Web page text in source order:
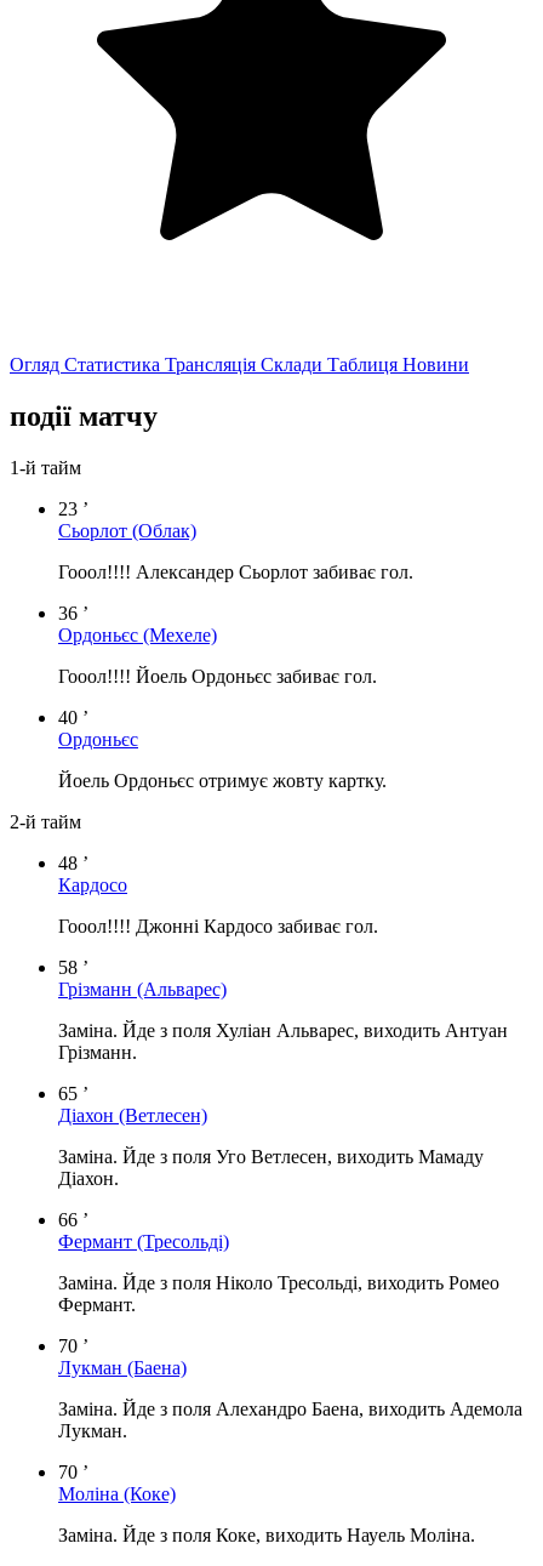
Огляд Статистика Трансляція Склади Таблиця Новини
події матчу
1-й тайм
23 ’
Сьорлот (Облак)
Гооол!!!! Александер Сьорлот забиває гол.
36 ’
Ордоньєс (Мехеле)
Гооол!!!! Йоель Ордоньєс забиває гол.
40 ’
Ордоньєс
Йоель Ордоньєс отримує жовту картку.
2-й тайм
48 ’
Кардосо
Гооол!!!! Джонні Кардосо забиває гол.
58 ’
Грізманн (Альварес)
Заміна. Йде з поля Хуліан Альварес, виходить Антуан
Грізманн.
65 ’
Діахон (Ветлесен)
Заміна. Йде з поля Уго Ветлесен, виходить Мамаду
Діахон.
66 ’
Фермант (Тресольді)
Заміна. Йде з поля Ніколо Тресольді, виходить Ромео
Фермант.
70 ’
Лукман (Баена)
Заміна. Йде з поля Алехандро Баена, виходить Адемола
Лукман.
70 ’
Моліна (Коке)
Заміна. Йде з поля Коке, виходить Науель Моліна.